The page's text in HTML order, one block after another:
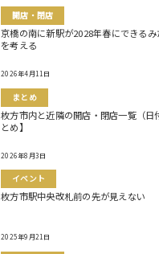
開店・閉店
京橋の南に新駅が2028年春にできる
を考える
2026年4月11日
まとめ
枚方市内と近隣の開店・閉店一覧（日
とめ】
2026年8月3日
イベント
枚方市駅中央改札前の先が見えない
2025年9月21日